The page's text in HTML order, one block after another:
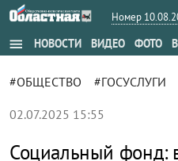
Номер
menu НОВОСТИ ВИДЕО ФОТО
#ОБЩЕСТВО #ГОСУСЛУГИ
02.07.2025 15:55
Социальный фонд: